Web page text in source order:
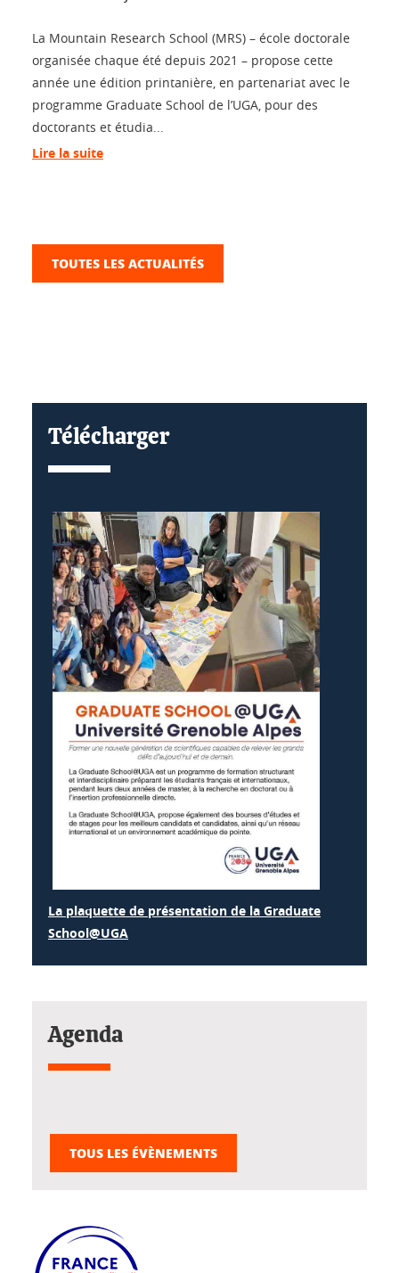
La Mountain Research School (MRS) – école doctorale
organisée chaque été depuis 2021 – propose cette
année une édition printanière, en partenariat avec le
programme Graduate School de l’UGA, pour des
doctorants et étudia...
Lire la suite
TOUTES LES ACTUALITÉS
Télécharger
La plaquette de présentation de la Graduate
School@UGA
Agenda
TOUS LES ÉVÈNEMENTS